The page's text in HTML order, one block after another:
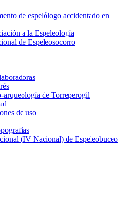
de espelólogo accidentado en
a la Espeleología
de Espeleosocorro
arqueología de Torreperogil
de uso
(IV Nacional) de Espeleobuceo